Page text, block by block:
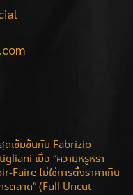
ดเข้มข้นกับ Fabrizio
เมื่อ “ความหรูหรา
Faire ไม่ใช่การตั้งราคาเกิน
รตลาด” (Full Uncut